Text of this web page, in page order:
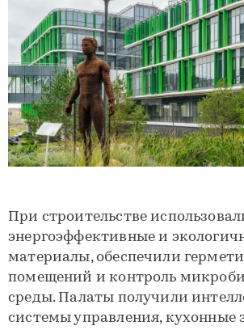
При строительстве
энергоэффективные и
материалы, обеспечили
помещений и контроль
среды. Палаты получили
системы управления, кухонные